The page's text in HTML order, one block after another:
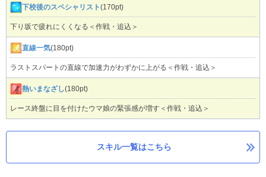
下校後のスペシャリスト(170pt)
下り坂で疲れにくくなる＜作戦・追込＞
直線一気(180pt)
ラストスパートの直線で加速力がわずかに上がる＜作戦・追込＞
熱いまなざし(180pt)
レース終盤に目を付けたウマ娘の緊張感が増す＜作戦・追込＞
スキル一覧はこちら